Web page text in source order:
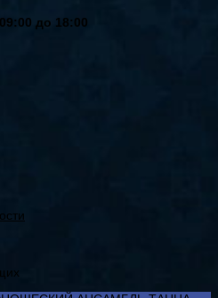
до 18:00